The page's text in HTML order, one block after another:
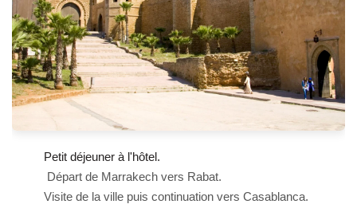
Petit déjeuner à l'hôtel.
Départ de Marrakech vers Rabat.
Visite de la ville puis continuation vers Casablanca.